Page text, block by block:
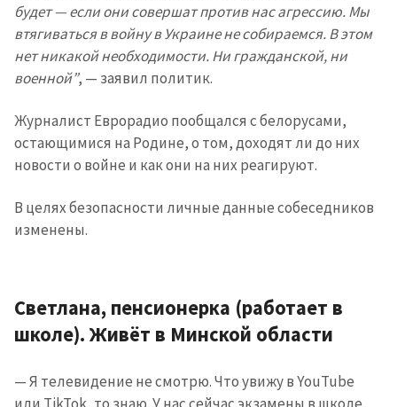
будет — если они совершат против нас агрессию. Мы
втягиваться в войну в Украине не собираемся. В этом
нет никакой необходимости. Ни гражданской, ни
военной”, — заявил политик.
Журналист Еврорадио пообщался с белорусами,
остающимися на Родине, о том, доходят ли до них
новости о войне и как они на них реагируют.
В целях безопасности личные данные собеседников
изменены.
Светлана, пенсионерка (работает в
школе). Живёт в Минской области
— Я телевидение не смотрю. Что увижу в YouTube